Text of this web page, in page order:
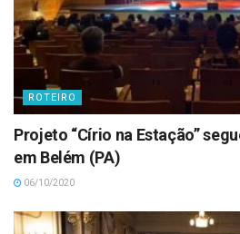
ROTEIRO
Projeto “Círio na Estação”
em Belém (PA)
06/10/2020